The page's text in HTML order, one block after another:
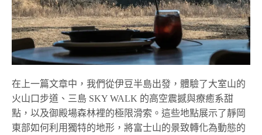
在上一篇文章中，我們從伊豆半島出發，體驗了大室山的
火山口步道、三島 SKY WALK 的高空震撼與療癒系甜
點，以及御殿場森林裡的極限滑索。這些地點展示了靜岡
東部如何利用獨特的地形，將富士山的景致轉化為動態的